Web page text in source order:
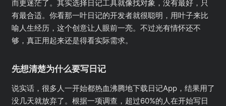
而更迷茫了。其实选择日记工具就像找对象，没有最好，只
有最合适。你看那一叶日记的开发者就很聪明，用叶子来比
喻人生经历，这个创意让人眼前一亮。不过光有情怀还不
够，真正用起来还是得看实际需求。
先想清楚为什么要写日记
说实话，很多人一开始都热血沸腾地下载日记App，结果用了
没几天就放弃了。根据一项调查，超过60%的人在开始写日